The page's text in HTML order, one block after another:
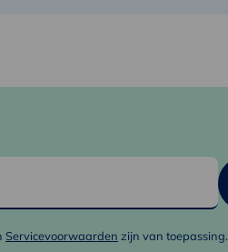
Servicevoorwaarden zijn van toepassing.